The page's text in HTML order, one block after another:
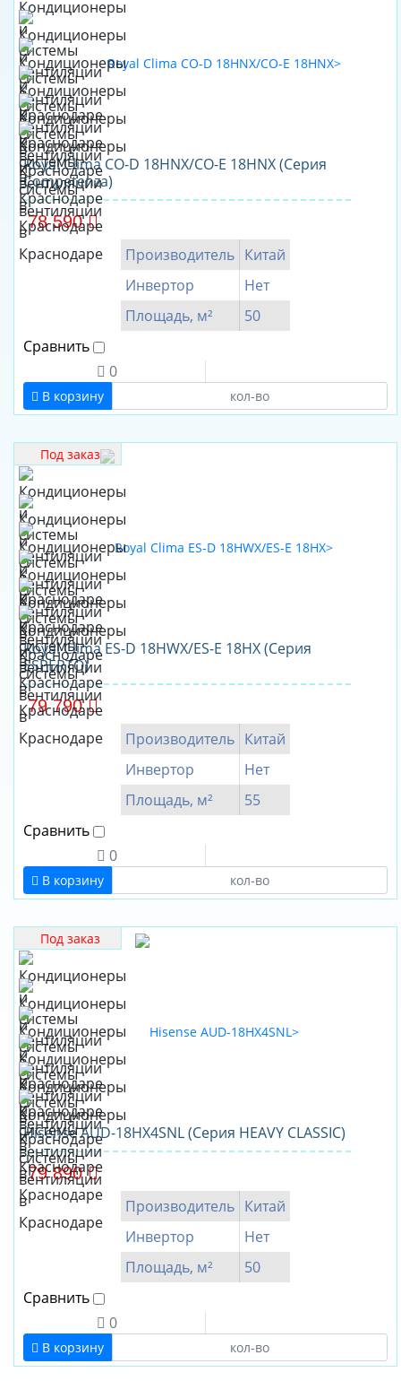
Тайланд
Royal Clima CO-D 18HNX/CO-E 18HNX (Серия
Competenza)
78 590
Производитель Китай
Инвертор
Нет
Площадь, м²
50
Сравнить
0
В корзину
Под заказ
Royal Clima ES-D 18HWX/ES-E 18HX (Серия
ESPERTO)
79 790
Производитель Китай
Инвертор
Нет
Площадь, м²
55
Сравнить
0
В корзину
Под заказ
Hisense AUD-18HX4SNL (Серия HEAVY CLASSIC)
79 890
Производитель Китай
Инвертор
Нет
Площадь, м²
50
Сравнить
0
В корзину